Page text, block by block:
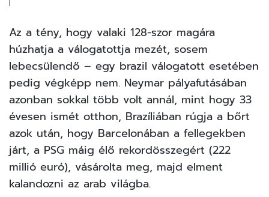
Az a tény, hogy valaki 128-szor magára
húzhatja a válogatottja mezét, sosem
lebecsülendő – egy brazil válogatott esetében
pedig végképp nem. Neymar pályafutásában
azonban sokkal több volt annál, mint hogy 33
évesen ismét otthon, Brazíliában rúgja a bőrt
azok után, hogy Barcelonában a fellegekben
járt, a PSG máig élő rekordösszegért (222
millió euró), vásárolta meg, majd elment
kalandozni az arab világba.